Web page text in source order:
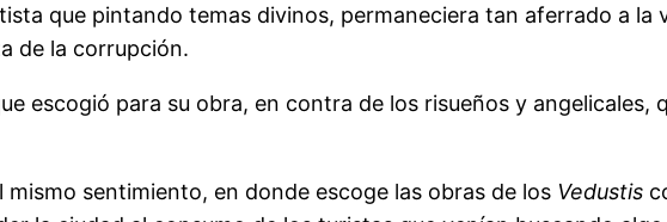
que pintando temas divinos, permaneciera tan aferrado a la
de la corrupción.
escogió para su obra, en contra de los risueños y angelicales,
sentimiento, en donde escoge las obras de los Vedustis